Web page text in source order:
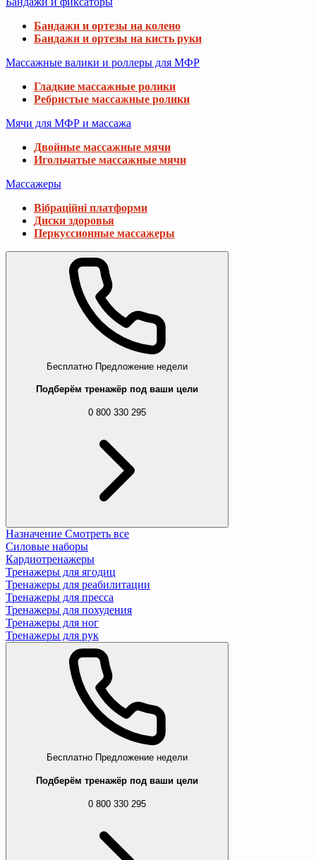
Бандажи и ортезы на колено
Бандажи и ортезы на кисть руки
Массажные валики и роллеры для МФР
Гладкие массажные ролики
Ребристые массажные ролики
Мячи для МФР и массажа
Двойные массажные мячи
Игольчатые массажные мячи
Массажеры
Вібраційні платформи
Диски здоровья
Перкуссионные массажеры
Бесплатно Предложение недели
Подберём тренажёр под ваши цели
0 800 330 295
Назначение Смотреть все
Силовые наборы
Кардиотренажеры
Тренажеры для ягодиц
Тренажеры для реабилитации
Тренажеры для пресса
Тренажеры для похудения
Тренажеры для ног
Тренажеры для рук
Бесплатно Предложение недели
Подберём тренажёр под ваши цели
0 800 330 295